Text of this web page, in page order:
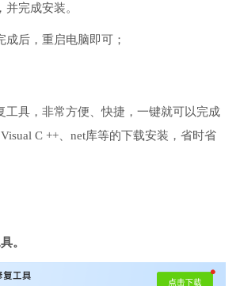
完成安装。
成后，重启电脑即可；
工具，非常方便、快捷，一键就可以完成
C ++、net库等的下载安装，省时省
。